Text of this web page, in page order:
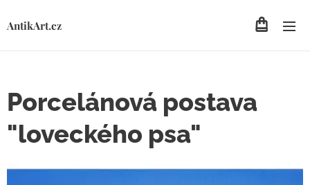
AntikArt.cz
Porcelánová postava
"loveckého psa"